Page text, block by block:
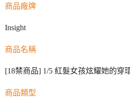
商品廠牌
Insight
商品名稱
[18禁商品] 1/5 紅髮女孩炫耀她的穿
商品類型